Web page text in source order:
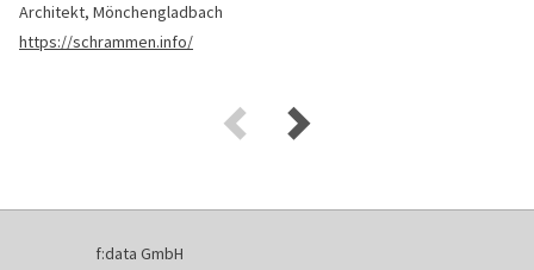
Architekt, Mönchengladbach
https://schrammen.info/
f:data GmbH